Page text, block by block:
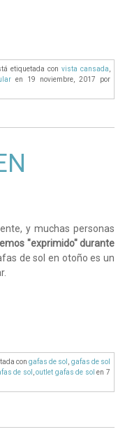
etiquetada con vista cansada
en 19 noviembre, 2017 por
y muchas personas
"exprimido" durante
de sol en otoño es un
congafas de sol
gafas de sol
de sol ,outlet gafas de sol en 7